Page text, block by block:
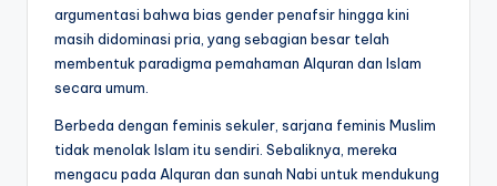
argumentasi bahwa bias gender penafsir hingga kini
masih didominasi pria, yang sebagian besar telah
membentuk paradigma pemahaman Alquran dan Islam
secara umum.
Berbeda dengan feminis sekuler, sarjana feminis Muslim
tidak menolak Islam itu sendiri. Sebaliknya, mereka
mengacu pada Alquran dan sunah Nabi untuk mendukung